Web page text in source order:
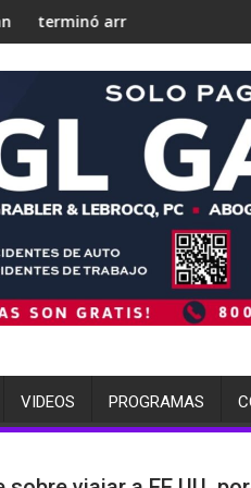
arrestada por múltiples cargos
VIDEOS PROGRAMAS